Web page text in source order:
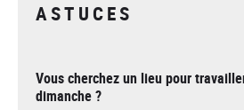
ASTUCES
Vous cherchez un lieu pour
dimanche ?